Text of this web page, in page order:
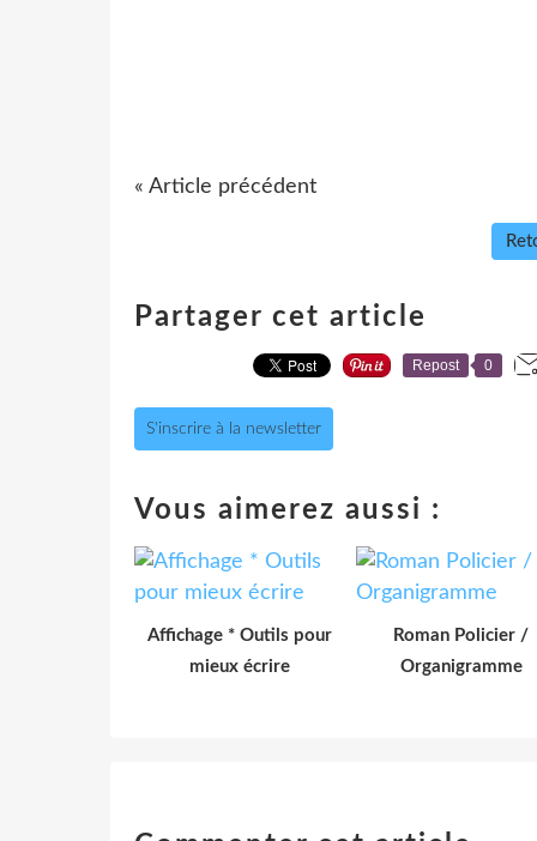
« Article précédent
Partager cet article
Repost 0
S'inscrire à la newsletter
Vous aimerez aussi :
Affichage * Outils pour
mieux écrire
Roman Policier /
Organigramme